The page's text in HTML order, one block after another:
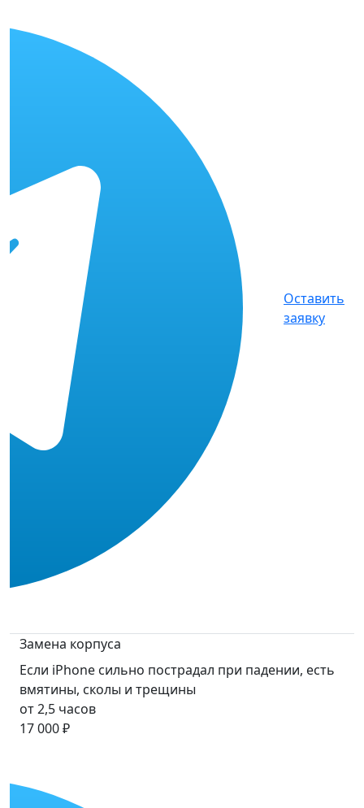
Оставить
заявку
Замена корпуса
Если iPhone сильно пострадал при падении, есть
вмятины, сколы и трещины
17 000 ₽
от 2,5 часов